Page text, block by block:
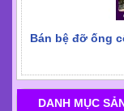
Bán bệ đỡ ống
DANH MỤC